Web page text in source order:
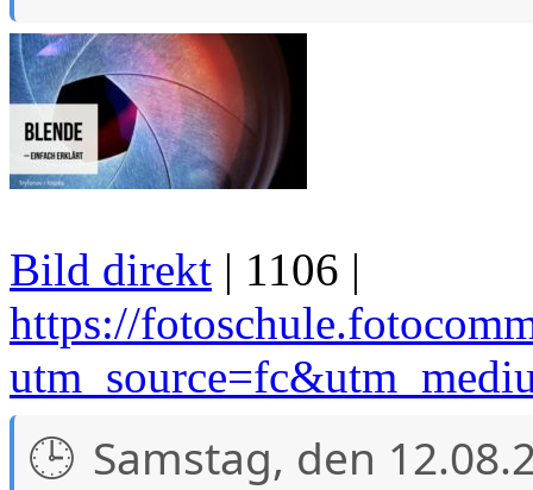
Bild direkt | 1106 |
https://
Samstag, den